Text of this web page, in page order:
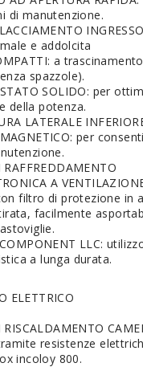
di manutenzione.
INGRESSO
e addolcita
a
spazzole).
SOLIDO: per
della potenza.
LATERALE
per
A
filtro di protezione in
facilmente
LLC:
a lunga durata.
ELETTRICO
resistenze
incoloy 800.